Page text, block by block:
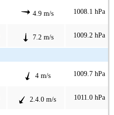
4.9 m/s 1008.1 hPa
7.2 m/s 1009.2 hPa
4 m/s 1009.7 hPa
2.4.0 m/s 1011.0 hPa